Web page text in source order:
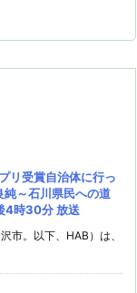
リ受賞自治体に行っ
純～石川県民への道
4時30分 放送
市。以下、HAB）は、